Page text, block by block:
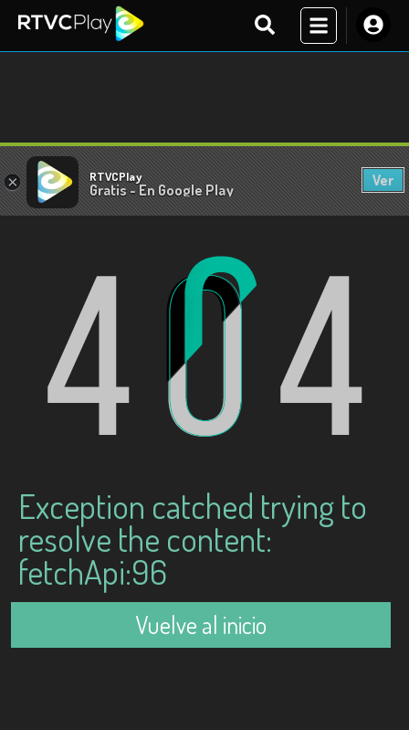
× RTVCPlay
Gratis - En Google Play
Ver
Exception catched trying to
resolve the content:
fetchApi:96
Vuelve al inicio